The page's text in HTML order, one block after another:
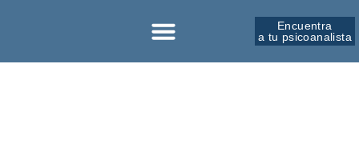
Encuentra
a tu psicoanalista